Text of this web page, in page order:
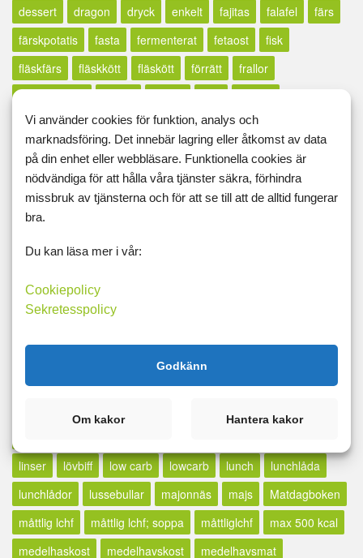
dessert
dragon dryck enkelt fajitas falafel
färs
färskpotatis
fasta fermenterat fetaost
fisk
fläskfärs
fläskkött fläskött förrätt
frallor
frukosttips
getost GI glass glutenfri
glutenfritt
godis gorgonzola gratäng
grillat
grönsaker
grönsaksmos gröt gryta
halloumi
hälsa
hamburgare
kickstart
kikärtor
kräftskiva
kycklingsoppa
linser
lövbiff low carb lowcarb lunch
lunchlåda
lunchlådor
lussebullar majonnäs majs
Matdagboken
måttlig lchf
måttlig lchf; soppa måttliglchf
max 500 kcal
medelhaskost
medelhavskost
medelhavsmat
Vi använder cookies för funktion, analys och
marknadsföring. Det innebär lagring eller åtkomst av data
på din enhet eller webbläsare. Funktionella cookies är
nödvändiga för att hålla våra tjänster säkra, förhindra
missbruk av tjänsterna och för att se till att de alltid fungerar
bra.
Du kan läsa mer i vår:
Cookiepolicy
Sekretesspolicy
Godkänn
Om kakor Hantera kakor